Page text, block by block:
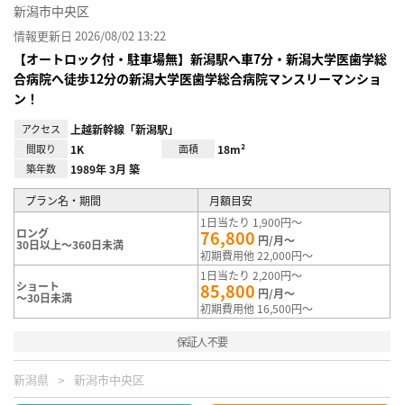
新潟市中央区
情報更新日 2026/08/02 13:22
【オートロック付・駐車場無】新潟駅へ車7分・新潟大学医歯学総
合病院へ徒歩12分の新潟大学医歯学総合病院マンスリーマンショ
ン！
アクセス 上越新幹線「新潟駅」
間取り 1K 面積 18m²
築年数 1989年 3月 築
プラン名・期間 月額目安
ロング
30日以上～360日未満
1日当たり 1,900円～
76,800 円/月～
初期費用他 22,000円～
ショート
～30日未満
1日当たり 2,200円～
85,800 円/月～
初期費用他 16,500円～
保証人不要
新潟県 新潟市中央区